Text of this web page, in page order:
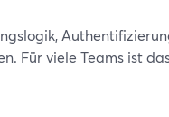
Für viele Teams ist